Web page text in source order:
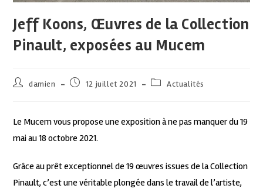
Jeff Koons, Œuvres de la Collection
Pinault, exposées au Mucem
damien 12 juillet 2021 Actualités
Le Mucem vous propose une exposition à ne pas manquer du 19
mai au 18 octobre 2021.
Grâce au prêt exceptionnel de 19 œuvres issues de la Collection
Pinault, c’est une véritable plongée dans le travail de l’artiste,